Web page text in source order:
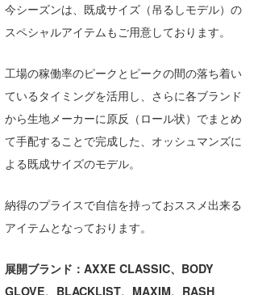
今シーズンは、既成サイズ（吊るしモデル）の
スペシャルアイテムもご用意しております。
工場の稼働率のピークとピークの間の落ち着い
ているタイミングを活用し、さらに各ブランド
から生地メーカーに原反（ロール状）でまとめ
て手配することで完成した、オッシュマンズに
よる既成サイズのモデル。
納得のプライスで自信を持っておススメ出来る
アイテムとなっております。
展開ブランド：AXXE CLASSIC、BODY
GLOVE、BLACKLIST、MAXIM、RASH
MIN
OYZ
S.K
Soulman
waka☆=
たっちー